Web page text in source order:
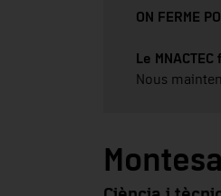
ON FERME
Le
Nous